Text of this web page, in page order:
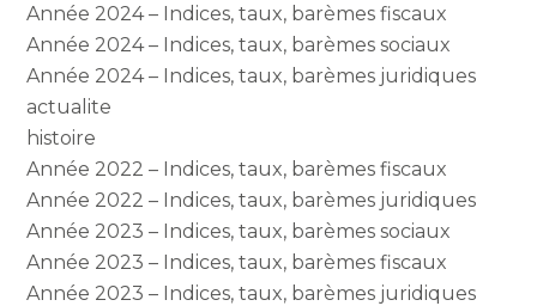
Année 2024 – Indices, taux, barèmes fiscaux
Année 2024 – Indices, taux, barèmes sociaux
Année 2024 – Indices, taux, barèmes juridiques
actualite
histoire
Année 2022 – Indices, taux, barèmes fiscaux
Année 2022 – Indices, taux, barèmes juridiques
Année 2023 – Indices, taux, barèmes sociaux
Année 2023 – Indices, taux, barèmes fiscaux
Année 2023 – Indices, taux, barèmes juridiques